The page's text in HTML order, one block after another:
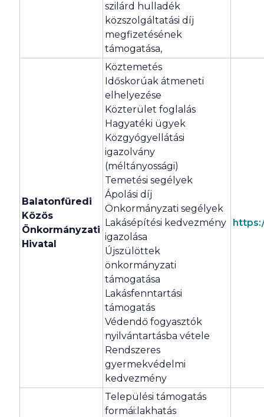
szilárd hulladék
közszolgáltatási díj
megfizetésének
támogatása,
Balatonfüredi
Közös
Önkormányzati
Hivatal
Köztemetés
Időskorúak átmeneti
elhelyezése
Közterület foglalás
Hagyatéki ügyek
Közgyógyellátási
igazolvány
(méltányossági)
Temetési segélyek
Ápolási díj
Önkormányzati segélyek
Lakásépítési kedvezmény
igazolása
Újszülöttek
önkormányzati
támogatása
Lakásfenntartási
támogatás
Védendő fogyasztók
nyilvántartásba vétele
Rendszeres
gyermekvédelmi
kedvezmény
Települési támogatás
formái:lakhatás